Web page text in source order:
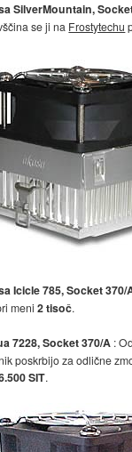
SilverMountain,
se ji na Frostytechu
Icicle 785, Socket 370/
meni2 tisoč.
7228, Socket 370/A :
poskrbijo za odlične
SIT.